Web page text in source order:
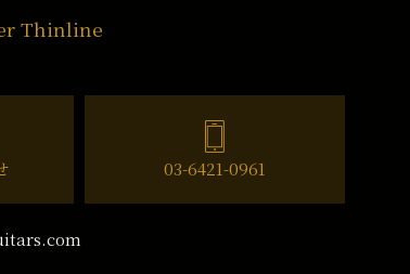
Thinline
03-6421-0961